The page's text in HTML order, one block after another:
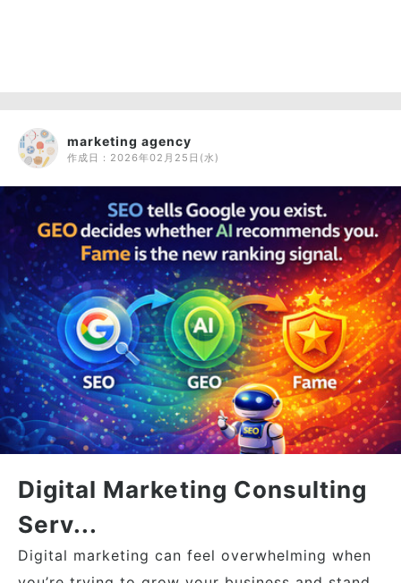
marketing agency
作成日： 2026年02月25日(水)
Digital Marketing Consulting
Serv...
Digital marketing can feel overwhelming when